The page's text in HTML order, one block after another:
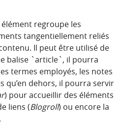
élément regroupe les
tangentiellement reliés
Il peut être utilisé de
balise `article`, il pourra
termes employés, les notes
qu’en dehors, il pourra servir
) pour accueillir des éléments
liens (Blogroll) ou encore la